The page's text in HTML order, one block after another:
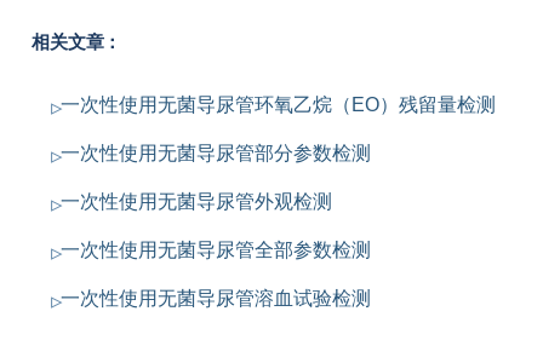
相关文章：
一次性使用无菌导尿管环氧乙烷（EO）残留量检测
一次性使用无菌导尿管部分参数检测
一次性使用无菌导尿管外观检测
一次性使用无菌导尿管全部参数检测
一次性使用无菌导尿管溶血试验检测